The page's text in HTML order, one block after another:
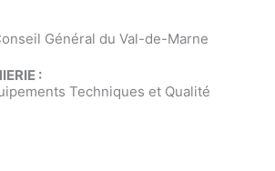
Général du Val-de-Marne
:
Techniques et Qualité